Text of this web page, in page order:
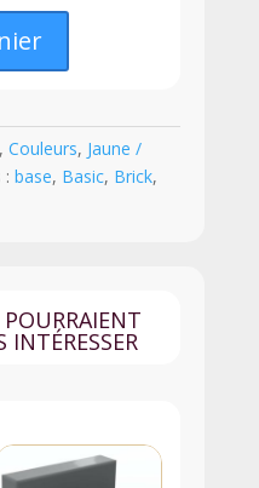
Couleurs, Jaune /
: base, Basic, Brick,
INTÉRESSER